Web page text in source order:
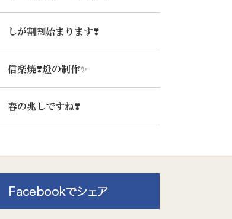
しが割🈹始まります❣️
信楽焼❣️燈の制作✨
春の兆しですね❣️